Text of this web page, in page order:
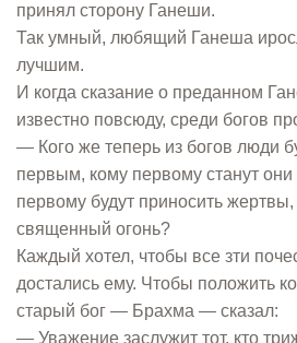
принял сторону Ганеши.
Так умный, любящий Ганеша
лучшим.
И когда сказание о преданном
известно повсюду, среди богов
— Кого же теперь из богов люди
первым, кому первому станут они
первому будут приносить
священный огонь?
Каждый хотел, чтобы все зти
достались ему. Чтобы положить
старый бог — Брахма — сказал:
— Уважение заслужит тот, кто